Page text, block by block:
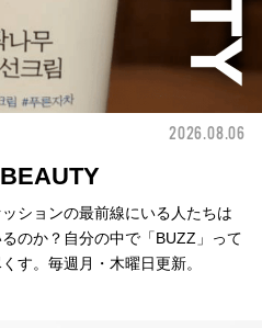
2026.08.06
ションの最前線にいる人たちは
のか？自分の中で「BUZZ」って
す。毎週月・木曜日更新。